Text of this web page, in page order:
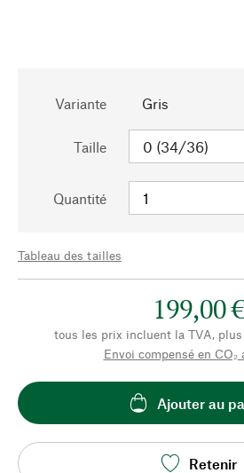
Variante Gris
Taille
Quantité
Tableau des tailles
199,00
tous les prix incluent la TVA, plus
Envoi compensé en CO₂
Ajouter au
Retenir